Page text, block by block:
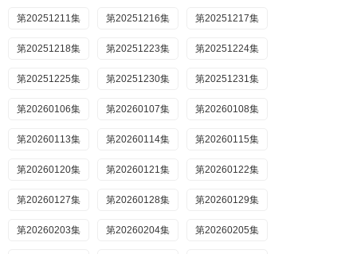
第20251211集 第20251216集 第20251217集
第20251218集 第20251223集 第20251224集
第20251225集 第20251230集 第20251231集
第20260106集 第20260107集 第20260108集
第20260113集 第20260114集 第20260115集
第20260120集 第20260121集 第20260122集
第20260127集 第20260128集 第20260129集
第20260203集 第20260204集 第20260205集